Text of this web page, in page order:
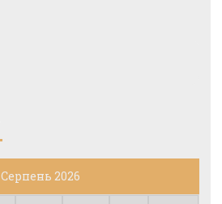
Серпень 2026